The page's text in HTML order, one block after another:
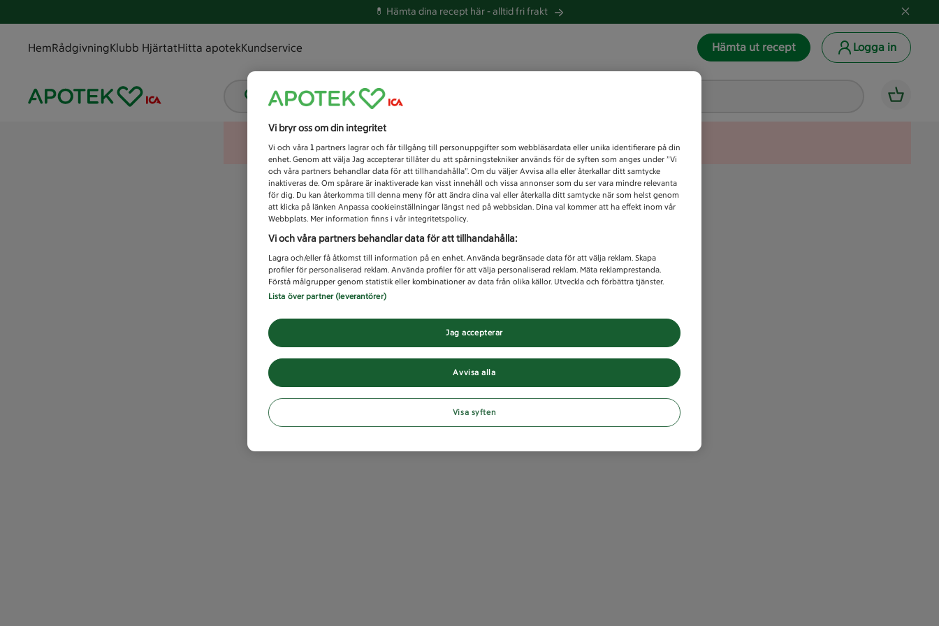
💊 Hämta dina recept här -alltid fri frakt
HemRådgivningKlubb HjärtatHitta apotekKundservice Hämta ut recept Logga in
Vad letar du efter idag?
Unknown error
Vi bryr oss om din integritet
Vi och våra 1 partners lagrar och får tillgång till personuppgifter som webbläsardata eller unika identifierare på din
enhet. Genom att välja Jag accepterar tillåter du att spårningstekniker används för de syften som anges under ”Vi
och våra partners behandlar data för att tillhandahålla”. Om du väljer Avvisa alla eller återkallar ditt samtycke
inaktiveras de. Om spårare är inaktiverade kan visst innehåll och vissa annonser som du ser vara mindre relevanta
för dig. Du kan återkomma till denna meny för att ändra dina val eller återkalla ditt samtycke när som helst genom
att klicka på länken Anpassa cookieinställningar längst ned på webbsidan. Dina val kommer att ha effekt inom vår
Webbplats. Mer information finns i vår integritetspolicy.
Vi och våra partners behandlar data för att tillhandahålla:
Lagra och/eller få åtkomst till information på en enhet. Använda begränsade data för att välja reklam. Skapa
profiler för personaliserad reklam. Använda profiler för att välja personaliserad reklam. Mäta reklamprestanda.
Förstå målgrupper genom statistik eller kombinationer av data från olika källor. Utveckla och förbättra tjänster.
Lista över partner (leverantörer)
Avvisa alla
Jag accepterar
Visa syften